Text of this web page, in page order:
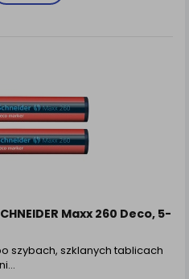
Maxx 260 Deco, 5-
szybach, szklanych tablicach